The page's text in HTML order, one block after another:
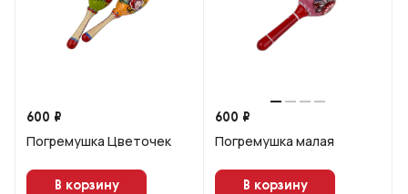
600 ₽
Погремушка Цветочек
В корзину
600 ₽
Погремушка малая
В корзину